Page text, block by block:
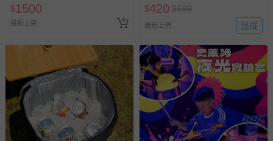
$1500
最新上架
$420 $699
最新上架 追蹤